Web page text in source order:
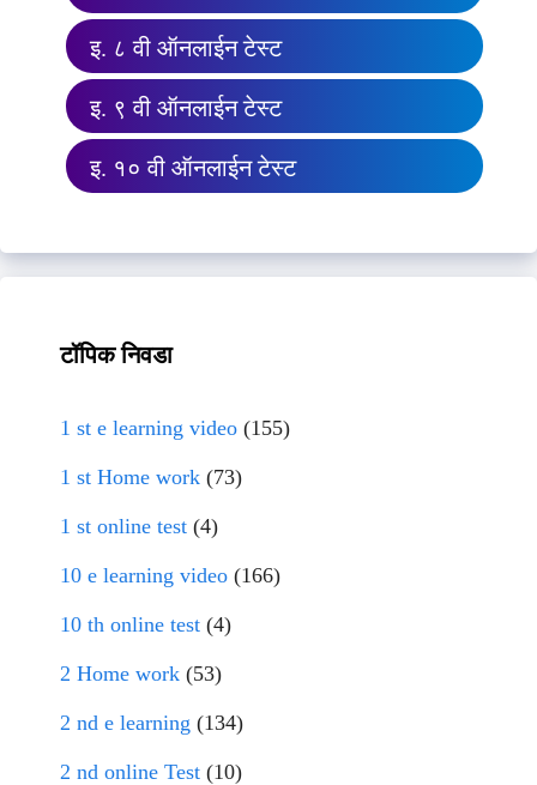
इ. ८ वी ऑनलाईन टेस्ट
इ. ९ वी ऑनलाईन टेस्ट
इ. १० वी ऑनलाईन टेस्ट
टॉपिक निवडा
1 st e learning video (155)
1 st Home work (73)
1 st online test (4)
10 e learning video (166)
10 th online test (4)
2 Home work (53)
2 nd e learning (134)
2 nd online Test (10)